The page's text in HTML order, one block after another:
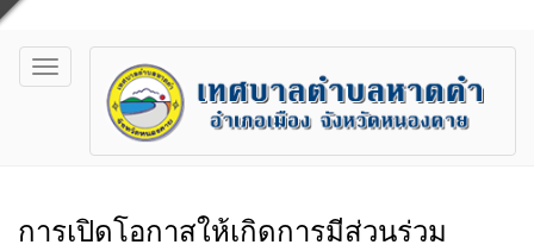
Toggle
navigation
การเปิดโอกาสให้เกิดการมีส่วนร่วม